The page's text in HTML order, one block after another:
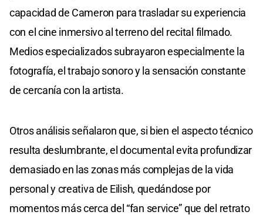
capacidad de Cameron para trasladar su experiencia
con el cine inmersivo al terreno del recital filmado.
Medios especializados subrayaron especialmente la
fotografía, el trabajo sonoro y la sensación constante
de cercanía con la artista.
Otros análisis señalaron que, si bien el aspecto técnico
resulta deslumbrante, el documental evita profundizar
demasiado en las zonas más complejas de la vida
personal y creativa de Eilish, quedándose por
momentos más cerca del “fan service” que del retrato